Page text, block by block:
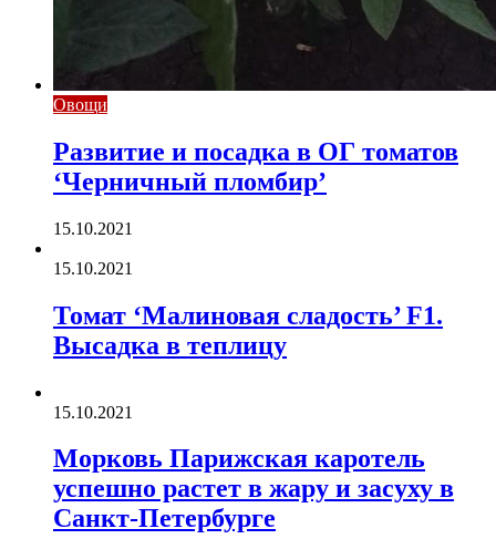
Овощи
Развитие и посадка в ОГ томатов
‘Черничный пломбир’
15.10.2021
15.10.2021
Томат ‘Малиновая сладость’ F1.
Высадка в теплицу
15.10.2021
Морковь Парижская каротель
успешно растет в жару и засуху в
Санкт-Петербурге